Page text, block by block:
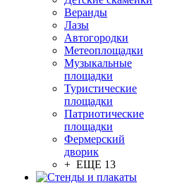
Веранды
Лазы
Автогородки
Метеоплощадки
Музыкальные
площадки
Туристические
площадки
Патриотические
площадки
Фермерский
дворик
+ ЕЩЕ 13